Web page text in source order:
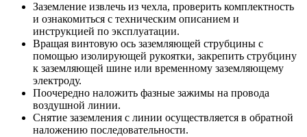
Заземление извлечь из чехла, проверить комплектность
и ознакомиться с техническим описанием и
инструкцией по эксплуатации.
Вращая винтовую ось заземляющей струбцины с
помощью изолирующей рукоятки, закрепить струбцину
к заземляющей шине или временному заземляющему
электроду.
Поочередно наложить фазные зажимы на провода
воздушной линии.
Снятие заземления с линии осуществляется в обратной
наложению последовательности.